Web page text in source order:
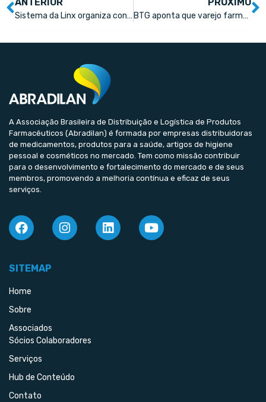
Sistema da Linx organiza conciliação financeira nas farmácias BTG aponta que varejo farmacêutico segue em crescimento no 2º trimestre
A Associação Brasileira de Distribuição e Logística de Produtos
Farmacêuticos (Abradilan) é formada por empresas distribuidoras
de medicamentos, produtos para a saúde, artigos de higiene
pessoal e cosméticos no mercado. Tem como missão contribuir
para o desenvolvimento e fortalecimento do mercado e de seus
membros, promovendo a melhoria contínua e eficaz de seus
serviços.
SITEMAP
Home
Sobre
Associados
Sócios Colaboradores
Serviços
Hub de Conteúdo
Contato